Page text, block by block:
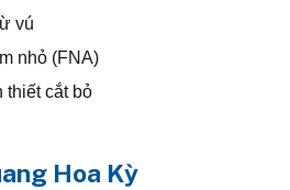
vú
nhỏ (FNA)
thiết cắt bỏ
Hoa Kỳ